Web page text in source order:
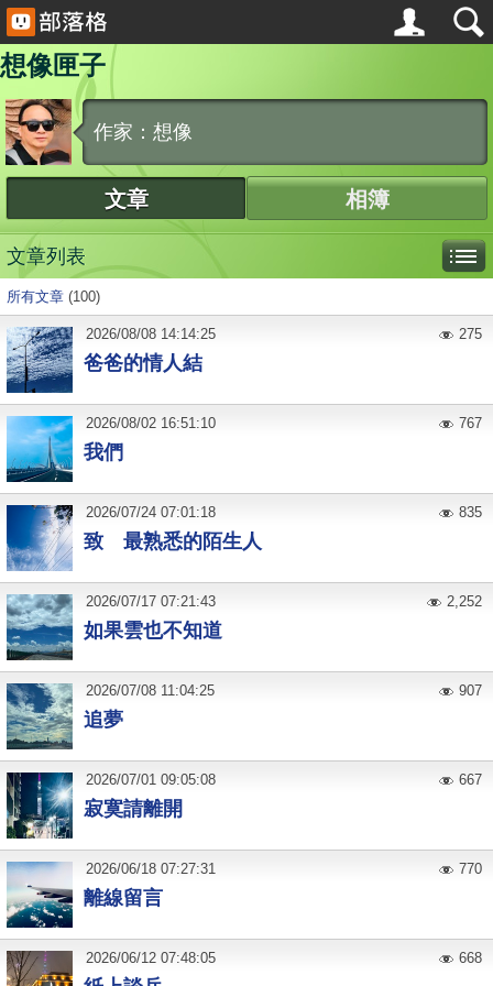
想像匣子
作家：想像
文章 相簿
文章列表
所有文章 (100)
爸爸的情人結
2026/08/08 14:14:25 275
我們
2026/08/02 16:51:10 767
致 最熟悉的陌生人
2026/07/24 07:01:18 835
如果雲也不知道
2026/07/17 07:21:43 2,252
追夢
2026/07/08 11:04:25 907
寂寞請離開
2026/07/01 09:05:08 667
離線留言
2026/06/18 07:27:31 770
2026/06/12 07:48:05 668